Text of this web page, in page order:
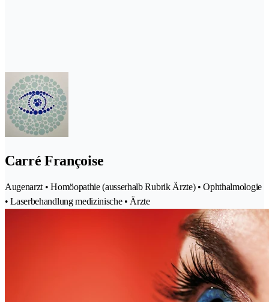
Carré Françoise
Augenarzt • Homöopathie (ausserhalb Rubrik Ärzte) • Ophthalmologie
• Laserbehandlung medizinische • Ärzte